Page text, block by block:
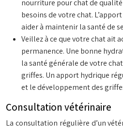
nourriture pour chat de qualité
besoins de votre chat.
aider à maintenir la santé de
Veillez à ce que votre chat ait
permanence. Une bonne
la santé générale de votre
griffes. Un apport hydrique
et le développement des
Consultation vétérinaire
La consultation régulière d’un